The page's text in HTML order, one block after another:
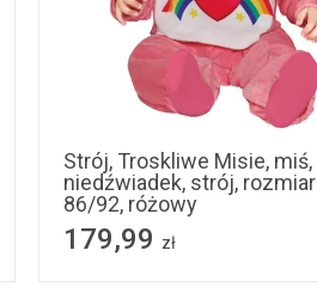
Strój, Troskliwe Misie, miś,
niedźwiadek, strój, rozmiar
86/92, różowy
179,99 zł